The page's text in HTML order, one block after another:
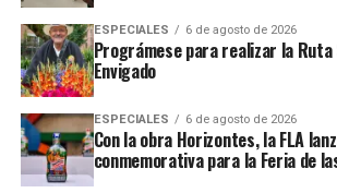
ESPECIALES 6 de agosto de 2026
Prográmese para realizar la
Envigado
ESPECIALES 6 de agosto de 2026
Con la obra Horizontes, la FLA
conmemorativa para la Feria de